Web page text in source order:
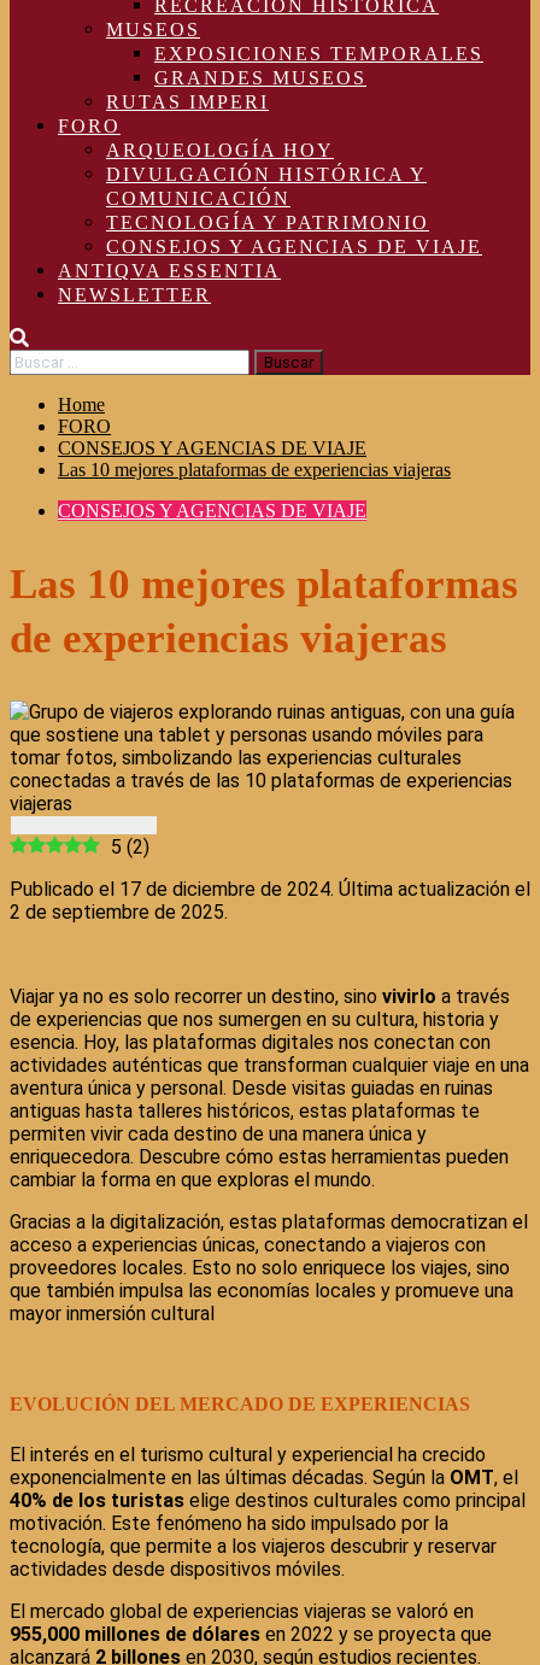
RECREACIÓN HISTÓRICA
MUSEOS
EXPOSICIONES TEMPORALES
GRANDES MUSEOS
RUTAS IMPERI
FORO
ARQUEOLOGÍA HOY
DIVULGACIÓN HISTÓRICA Y
COMUNICACIÓN
TECNOLOGÍA Y PATRIMONIO
CONSEJOS Y AGENCIAS DE VIAJE
ANTIQVA ESSENTIA
NEWSLETTER
Buscar:
Home
FORO
CONSEJOS Y AGENCIAS DE VIAJE
Las 10 mejores plataformas de experiencias viajeras
CONSEJOS Y AGENCIAS DE VIAJE
Las 10 mejores plataformas
de experiencias viajeras
5 (2)
Publicado el 17 de diciembre de 2024. Última actualización el
2 de septiembre de 2025.
Viajar ya no es solo recorrer un destino, sino vivirlo a través
de experiencias que nos sumergen en su cultura, historia y
esencia. Hoy, las plataformas digitales nos conectan con
actividades auténticas que transforman cualquier viaje en una
aventura única y personal. Desde visitas guiadas en ruinas
antiguas hasta talleres históricos, estas plataformas te
permiten vivir cada destino de una manera única y
enriquecedora. Descubre cómo estas herramientas pueden
cambiar la forma en que exploras el mundo.
Gracias a la digitalización, estas plataformas democratizan el
acceso a experiencias únicas, conectando a viajeros con
proveedores locales. Esto no solo enriquece los viajes, sino
que también impulsa las economías locales y promueve una
mayor inmersión cultural
EVOLUCIÓN DEL MERCADO DE EXPERIENCIAS
El interés en el turismo cultural y experiencial ha crecido
exponencialmente en las últimas décadas. Según la OMT, el
40% de los turistas elige destinos culturales como principal
motivación. Este fenómeno ha sido impulsado por la
tecnología, que permite a los viajeros descubrir y reservar
actividades desde dispositivos móviles.
El mercado global de experiencias viajeras se valoró en
955,000 millones de dólares en 2022 y se proyecta que
alcanzará 2 billones en 2030, según estudios recientes.